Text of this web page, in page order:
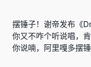
摆锤子！谢帝发布《
你又不咋个听说唱，
你说喃，阿里嘎多摆锤